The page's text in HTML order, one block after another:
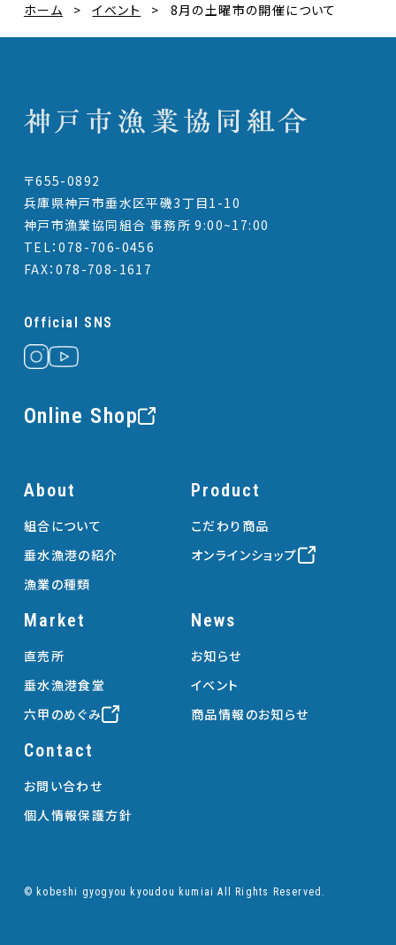
ホーム イベント 8月の土曜市の開催について
〒655-0892
兵庫県神戸市垂水区平磯3丁目1-10
神戸市漁業協同組合 事務所 9:00~17:00
TEL：078-706-0456
FAX：078-708-1617
Official SNS
Online Shop
About
組合について
垂水漁港の紹介
漁業の種類
Product
こだわり商品
オンラインショップ
Market
直売所
垂水漁港食堂
六甲のめぐみ
News
お知らせ
イベント
商品情報のお知らせ
Contact
お問い合わせ
個人情報保護方針
© kobeshi gyogyou kyoudou kumiai All Rights Reserved.